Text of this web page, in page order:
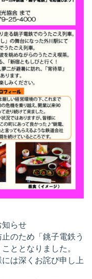
知らせ
のため「銚子電鉄う
ととなりました。
は深くお詫び申し上